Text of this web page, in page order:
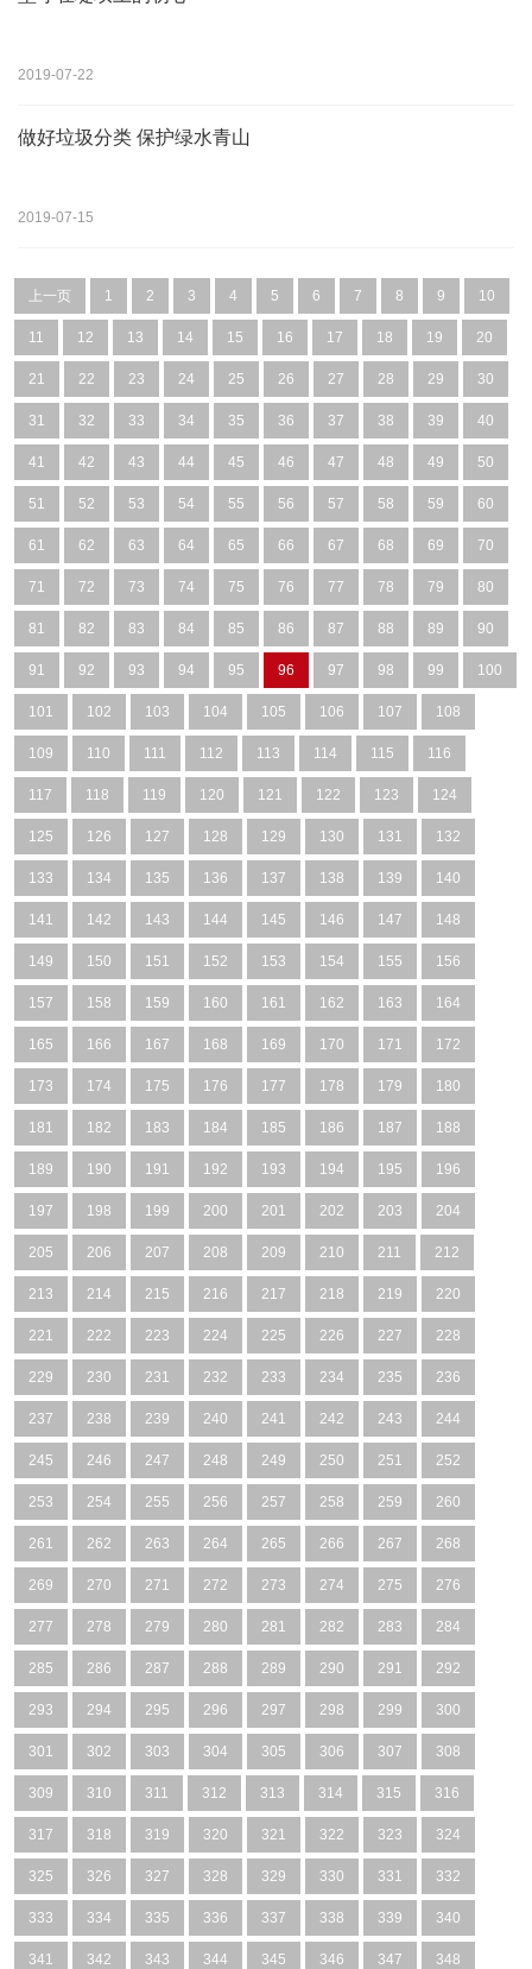
2019-07-22
做好垃圾分类 保护绿水青山
2019-07-15
上一页 1 2 3 4 5 6 7 8 9 10
11 12 13 14 15 16 17 18 19 20
21 22 23 24 25 26 27 28 29 30
31 32 33 34 35 36 37 38 39 40
41 42 43 44 45 46 47 48 49 50
51 52 53 54 55 56 57 58 59 60
61 62 63 64 65 66 67 68 69 70
71 72 73 74 75 76 77 78 79 80
81 82 83 84 85 86 87 88 89 90
91 92 93 94 95 96 97 98 99 100
101 102 103 104 105 106 107 108
109 110 111 112 113 114 115 116
117 118 119 120 121 122 123 124
125 126 127 128 129 130 131 132
133 134 135 136 137 138 139 140
141 142 143 144 145 146 147 148
149 150 151 152 153 154 155 156
157 158 159 160 161 162 163 164
165 166 167 168 169 170 171 172
173 174 175 176 177 178 179 180
181 182 183 184 185 186 187 188
189 190 191 192 193 194 195 196
197 198 199 200 201 202 203 204
205 206 207 208 209 210 211 212
213 214 215 216 217 218 219 220
221 222 223 224 225 226 227 228
229 230 231 232 233 234 235 236
237 238 239 240 241 242 243 244
245 246 247 248 249 250 251 252
253 254 255 256 257 258 259 260
261 262 263 264 265 266 267 268
269 270 271 272 273 274 275 276
277 278 279 280 281 282 283 284
285 286 287 288 289 290 291 292
293 294 295 296 297 298 299 300
301 302 303 304 305 306 307 308
309 310 311 312 313 314 315 316
317 318 319 320 321 322 323 324
325 326 327 328 329 330 331 332
333 334 335 336 337 338 339 340
341 342 343 344 345 346 347 348